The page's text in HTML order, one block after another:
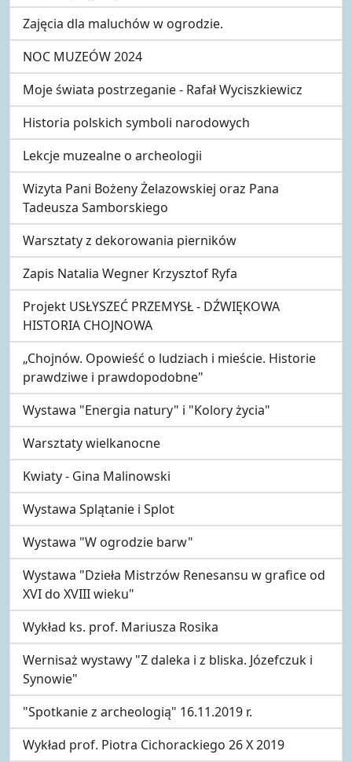
Zajęcia dla maluchów w ogrodzie.
NOC MUZEÓW 2024
Moje świata postrzeganie - Rafał Wyciszkiewicz
Historia polskich symboli narodowych
Lekcje muzealne o archeologii
Wizyta Pani Bożeny Żelazowskiej oraz Pana
Tadeusza Samborskiego
Warsztaty z dekorowania pierników
Zapis Natalia Wegner Krzysztof Ryfa
Projekt USŁYSZEĆ PRZEMYSŁ - DŹWIĘKOWA
HISTORIA CHOJNOWA
„Chojnów. Opowieść o ludziach i mieście. Historie
prawdziwe i prawdopodobne"
Wystawa "Energia natury" i "Kolory życia"
Warsztaty wielkanocne
Kwiaty - Gina Malinowski
Wystawa Splątanie i Splot
Wystawa "W ogrodzie barw"
Wystawa "Dzieła Mistrzów Renesansu w grafice od
XVI do XVIII wieku"
Wykład ks. prof. Mariusza Rosika
Wernisaż wystawy "Z daleka i z bliska. Józefczuk i
Synowie"
"Spotkanie z archeologią" 16.11.2019 r.
Wykład prof. Piotra Cichorackiego 26 X 2019